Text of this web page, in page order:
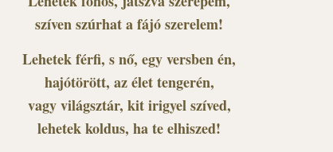
szíven szúrhat a fájó szerelem!
Lehetek férfi, s nő, egy versben én,
hajótörött, az élet tengerén,
vagy világsztár, kit irigyel szíved,
lehetek koldus, ha te elhiszed!